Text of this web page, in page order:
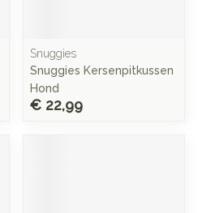
Snuggies
Snuggies Kersenpitkussen
Hond
€ 22,99